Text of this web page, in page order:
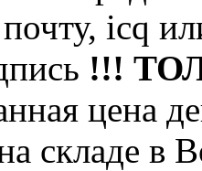
icq
!!!
цена
складе в